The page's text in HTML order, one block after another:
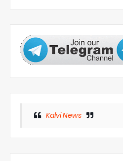
Kalvi News